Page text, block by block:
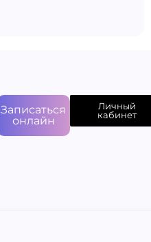
Записаться
онлайн
Личный
кабинет